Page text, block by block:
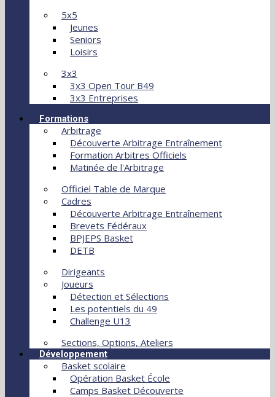
5x5
Jeunes
Seniors
Loisirs
3x3
3x3 Open Tour B49
3x3 Entreprises
Formations
Arbitrage
Découverte Arbitrage Entraînement
Formation Arbitres Officiels
Matinée de l'Arbitrage
Officiel Table de Marque
Cadres
Découverte Arbitrage Entraînement
Brevets Fédéraux
BPJEPS Basket
DETB
Dirigeants
Joueurs
Détection et Sélections
Les potentiels du 49
Challenge U13
Sections, Options, Ateliers
Développement
Basket scolaire
Opération Basket École
Camps Basket Découverte